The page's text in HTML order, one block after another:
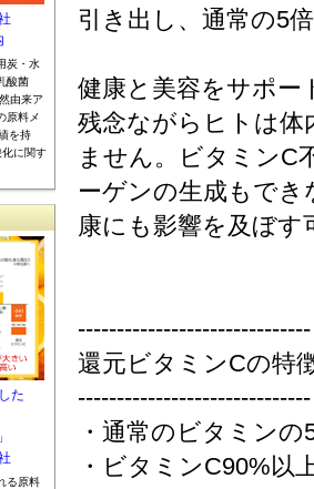
引き出し、通常の5
健康と美容をサポ
残念ながらヒトは
ません。ビタミンC
ーゲンの生成もで
康にも影響を及ぼ
------------------------------
還元ビタミンCの特
------------------------------
・通常のビタミンの
・ビタミンC90%以
炭・水
酸菌
由来ア
原料メ
を持
に関す
た
る原料